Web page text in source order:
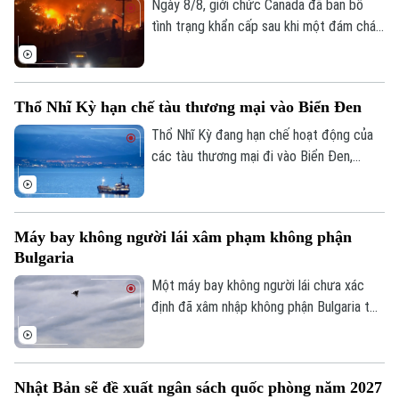
Golf
Sao
Điện ảnh
Thời trang
Âm nhạc
Ngày 8/8, giới chức Canada đã ban bố
tình trạng khẩn cấp sau khi một đám cháy
Thổ Nhĩ Kỳ hạn chế tàu thương mại vào Biển Đen
Thổ Nhĩ Kỳ đang hạn chế hoạt động của
các tàu thương mại đi vào Biển Đen,
Máy bay không người lái xâm phạm không phận
Bulgaria
Một máy bay không người lái chưa xác
định đã xâm nhập không phận Bulgaria từ
và các biện pháp an ninh dọc biên giới
Nhật Bản sẽ đề xuất ngân sách quốc phòng năm 2027